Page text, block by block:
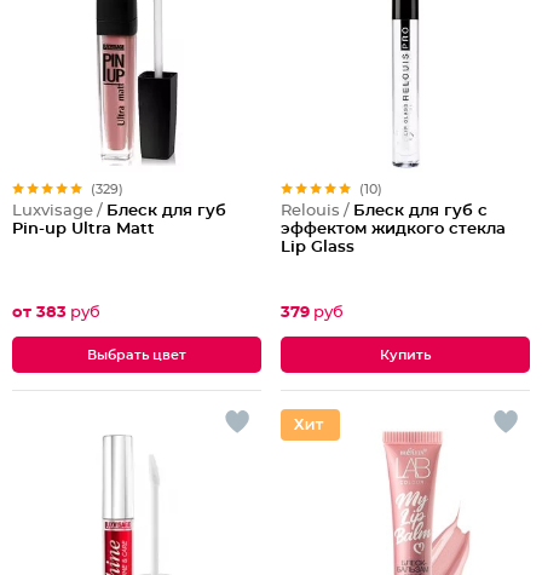
(329)
Luxvisage / Блеск для губ
Pin-up Ultra Matt
от 383 руб
Выбрать цвет
(10)
Relouis / Блеск для губ с
эффектом жидкого стекла
Lip Glass
379 руб